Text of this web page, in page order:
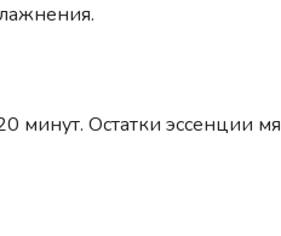
Остатки эссенции